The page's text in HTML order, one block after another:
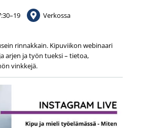
–19 Verkossa
rinnakkain. Kipuviikon webinaari
arjen ja työn tueksi – tietoa,
vinkkejä.